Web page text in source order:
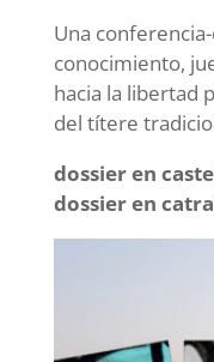
Una
conocimiento,
hacia la libertad
del títere
dossier en
dossier en